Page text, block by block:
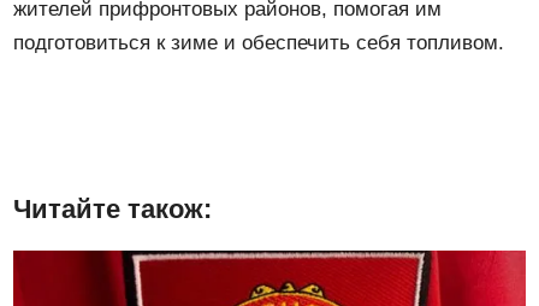
жителей прифронтовых районов, помогая им
подготовиться к зиме и обеспечить себя топливом.
Читайте також: